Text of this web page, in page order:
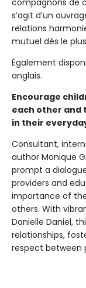
compagnons de
s’agit d’un
relations
mutuel dès le
Également
anglais.
Encourage
each other and
in their
Consultant,
author Monique
prompt a
providers and
importance of
others. With
Danielle Daniel,
relationships,
respect between